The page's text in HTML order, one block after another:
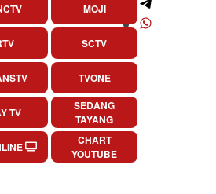
MOJI
SCTV
TVONE
TV
SEDANG
TAYANG
CHART
YOUTUBE